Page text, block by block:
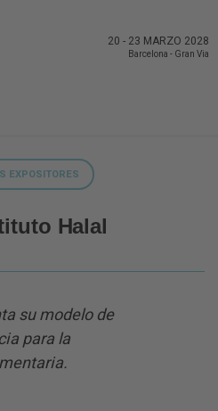
20 - 23 MARZO 2028
Barcelona - Gran Via
EXPOSITORES
Halal
su modelo de
para la